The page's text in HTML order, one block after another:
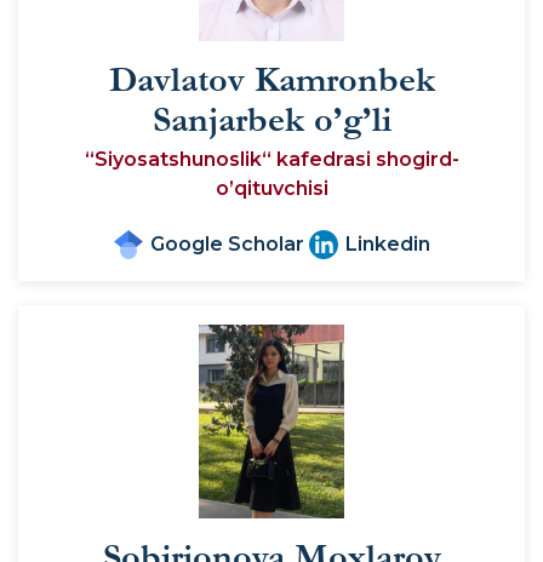
Davlatov Kamronbek
Sanjarbek o’g’li
“Siyosatshunoslik“ kafedrasi shogird-
o’qituvchisi
Google Scholar Linkedin